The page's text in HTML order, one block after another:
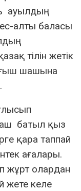
ауылдың
алты баласы
тілін жетік
шашына
батыл қыз
қара таппай
ағалары.
жұрт олардан
жете келе